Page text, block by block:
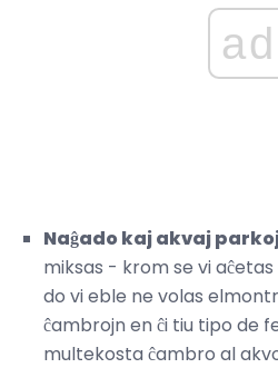
ad
Naĝado kaj akvaj
miksas - krom se vi aĉetas
do vi eble ne volas
ĉambrojn en ĉi tiu tipo de
multekosta ĉambro al